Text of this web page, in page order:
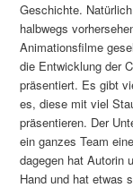
Geschichte.
halbwegs
Animationsfilme
die Entwicklung der
präsentiert. Es gibt
es, diese mit viel
präsentieren. Der
ein ganzes Team
dagegen hat Autorin
Hand und hat etwas